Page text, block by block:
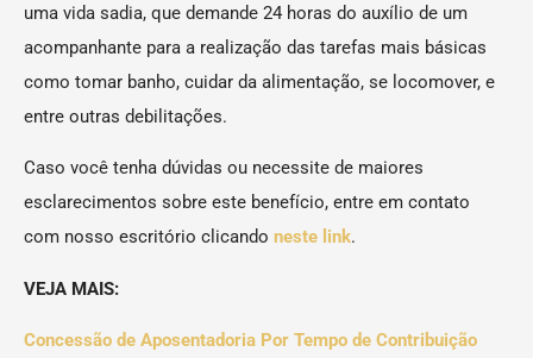
uma vida sadia, que demande 24 horas do auxílio de um
acompanhante para a realização das tarefas mais básicas
como tomar banho, cuidar da alimentação, se locomover, e
entre outras debilitações.
Caso você tenha dúvidas ou necessite de maiores
esclarecimentos sobre este benefício, entre em contato
com nosso escritório clicando neste link.
VEJA MAIS:
Concessão de Aposentadoria Por Tempo de Contribuição